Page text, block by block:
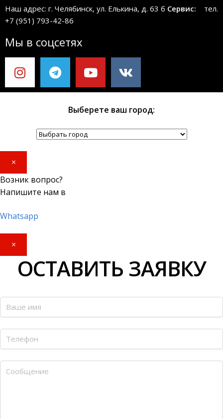
Наш адрес: г. Челябинск, ул. Елькина, д. 63 б Сервис: тел.
+7 (951) 793-42-86
Мы в соцсетях
Выберете ваш город:
×
Возник вопрос?
Напишите нам в
Whatsapp
×
ОСТАВИТЬ ЗАЯВКУ